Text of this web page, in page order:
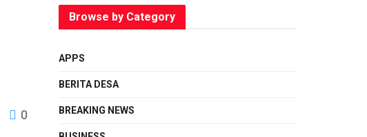
0
Browse by Category
APPS
BERITA DESA
BREAKING NEWS